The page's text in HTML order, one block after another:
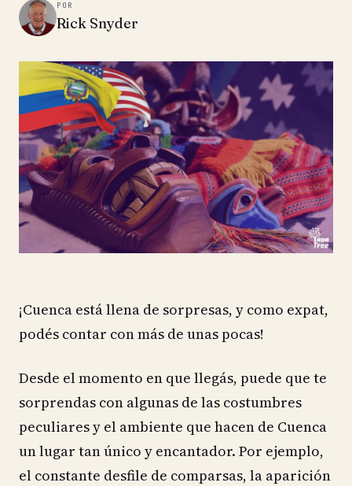
POR
Rick Snyder
¡Cuenca está llena de sorpresas, y como expat,
podés contar con más de unas pocas!
Desde el momento en que llegás, puede que te
sorprendas con algunas de las costumbres
peculiares y el ambiente que hacen de Cuenca
un lugar tan único y encantador. Por ejemplo,
el constante desfile de comparsas, la aparición